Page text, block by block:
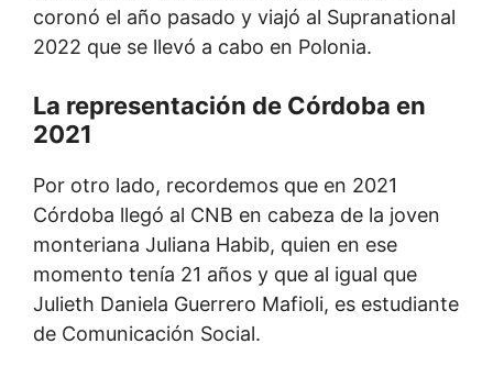
coronó el año pasado y viajó al Supranational
2022 que se llevó a cabo en Polonia.
La representación de Córdoba en
2021
Por otro lado, recordemos que en 2021
Córdoba llegó al CNB en cabeza de la joven
monteriana Juliana Habib, quien en ese
momento tenía 21 años y que al igual que
Julieth Daniela Guerrero Mafioli, es estudiante
de Comunicación Social.